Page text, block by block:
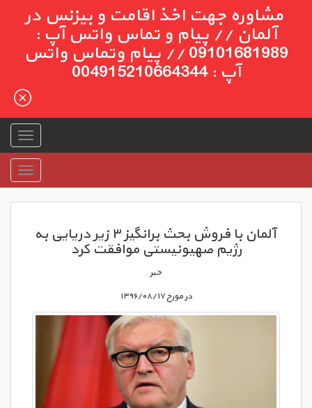
مشاوره جهت اخذ اقامت و بیزنس در
آلمان // پیام و تماس واتس آپ :
09101681989 // پیام وتماس واتس
آپ : 004915210664344
آلمان با فروش بحث برانگیز ۳ زیر دریایی به
رژیم صهیونیستی موافقت کرد
خبر
در مورخ ۱۳۹۶/۰۸/۱۷